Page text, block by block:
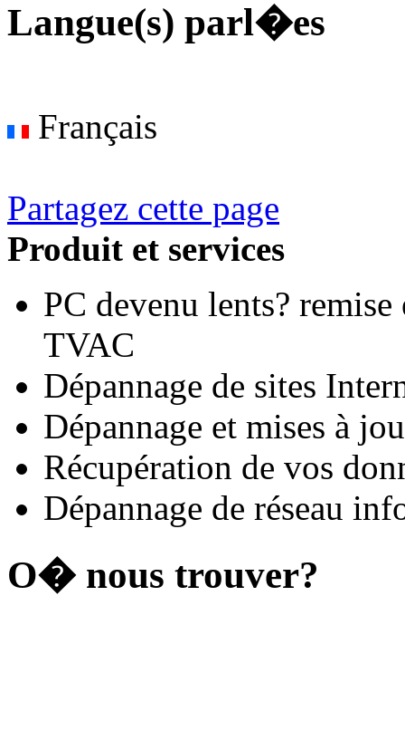
Langue(s) parl�es
Français
Partagez cette page
Produit et services
PC devenu lents?
TVAC
Dépannage de sites
Dépannage et mises à
Récupération de vos
Dépannage de réseau
O� nous trouver?